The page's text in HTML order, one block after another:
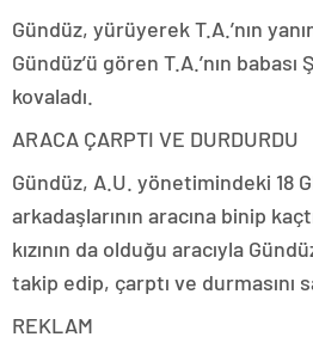
Gündüz, yürüyerek T.A.’nın
Gündüz’ü gören T.A.’nın
kovaladı.
ARACA ÇARPTI VE DURDURDU
Gündüz, A.U. yönetimindeki 18
arkadaşlarının aracına binip
kızının da olduğu aracıyla
takip edip, çarptı ve durmasını
REKLAM